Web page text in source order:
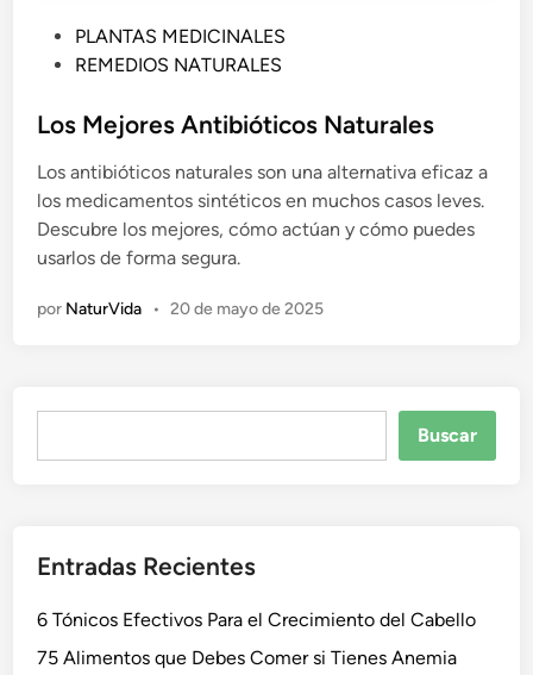
l
c
a
d
o
n
PLANTAS MEDICINALES
REMEDIOS NATURALES
Los Mejores Antibióticos Naturales
Los antibióticos naturales son una alternativa eficaz a
los medicamentos sintéticos en muchos casos leves.
Descubre los mejores, cómo actúan y cómo puedes
usarlos de forma segura.
por NaturVida • 20 de mayo de 2025
Buscar
Entradas Recientes
6 Tónicos Efectivos Para el Crecimiento del Cabello
75 Alimentos que Debes Comer si Tienes Anemia